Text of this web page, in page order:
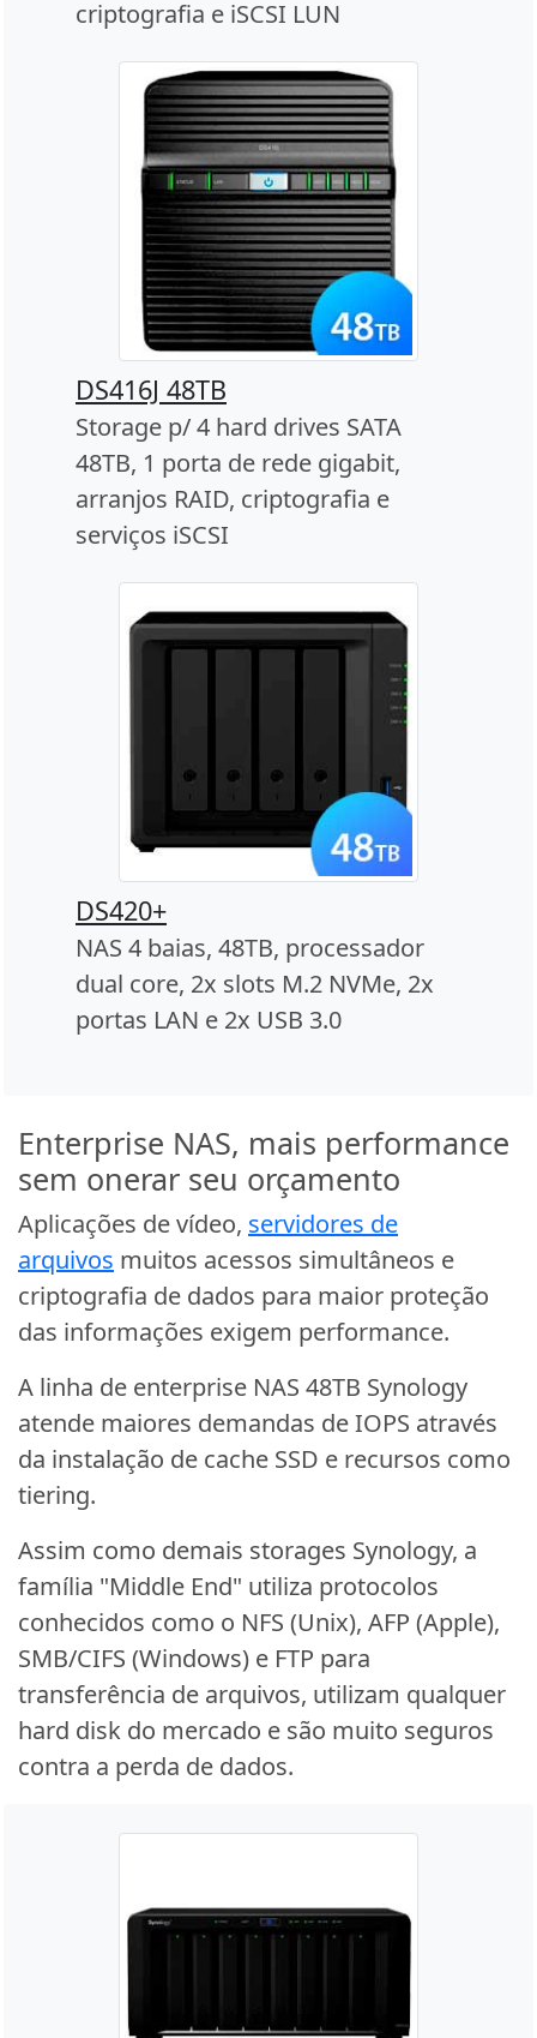
criptografia e iSCSI LUN
DS416J 48TB
Storage p/ 4 hard drives SATA
48TB, 1 porta de rede gigabit,
arranjos RAID, criptografia e
serviços iSCSI
DS420+
NAS 4 baias, 48TB, processador
dual core, 2x slots M.2 NVMe, 2x
portas LAN e 2x USB 3.0
Enterprise NAS, mais performance
sem onerar seu orçamento
Aplicações de vídeo, servidores de
arquivos muitos acessos simultâneos e
criptografia de dados para maior proteção
das informações exigem performance.
A linha de enterprise NAS 48TB Synology
atende maiores demandas de IOPS através
da instalação de cache SSD e recursos como
tiering.
Assim como demais storages Synology, a
família "Middle End" utiliza protocolos
conhecidos como o NFS (Unix), AFP (Apple),
SMB/CIFS (Windows) e FTP para
transferência de arquivos, utilizam qualquer
hard disk do mercado e são muito seguros
contra a perda de dados.